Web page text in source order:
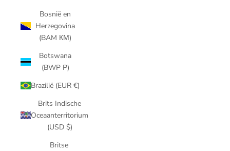
Bosnië en
Herzegovina
(BAM КМ)
Botswana
(BWP P)
Brazilië (EUR €)
Brits Indische
Oceaanterritorium
(USD $)
Britse